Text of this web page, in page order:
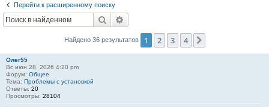
Перейти к расширенному поиску
Поиск
Найдено 36 результатов 1 2 3 4
Олег55
Вс июн 28, 2026 4:20 pm
Форум: Общее
Тема: Проблемы с установкой
Ответы: 20
Просмотры: 28104